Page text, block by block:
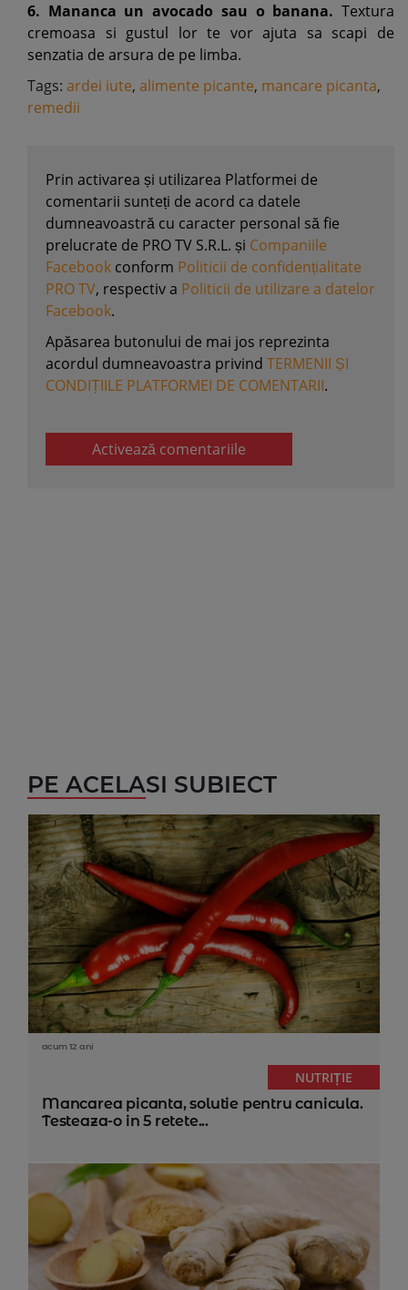
6. Mananca un avocado sau o banana. Textura
cremoasa si gustul lor te vor ajuta sa scapi de
senzatia de arsura de pe limba.
Tags: ardei iute, alimente picante, mancare picanta,
remedii
Prin activarea și utilizarea Platformei de
comentarii sunteți de acord ca datele
dumneavoastră cu caracter personal să fie
prelucrate de PRO TV S.R.L. și Companiile
Facebook conform Politicii de confidențialitate
PRO TV, respectiv a Politicii de utilizare a datelor
Facebook.
Apăsarea butonului de mai jos reprezinta
acordul dumneavoastra privind TERMENII ȘI
CONDIȚIILE PLATFORMEI DE COMENTARII.
Activează comentariile
PE ACELASI SUBIECT
acum 12 ani
NUTRIȚIE
Mancarea picanta, solutie pentru canicula.
Testeaza-o in 5 retete...